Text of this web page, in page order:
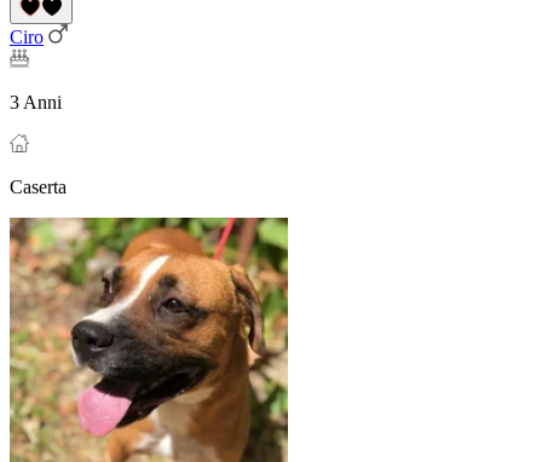
Ciro
3 Anni
Caserta